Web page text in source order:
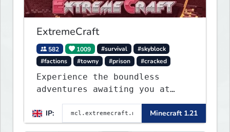
ExtremeCraft
582 1009 #survival
#skyblock
#factions
#towny #prison #cracked
Experience the boundless
adventures awaiting you at
ExtremeCraft.net! Embark on a
journey through a plethora of
exhilarating game modes,
IP: Minecraft 1.21